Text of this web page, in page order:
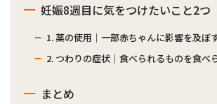
妊娠8週目に気をつけたいこと2つ
1. 薬の使用｜一部赤ちゃんに影響を及ぼ
2. つわりの症状｜食べられるものを食べ
まとめ